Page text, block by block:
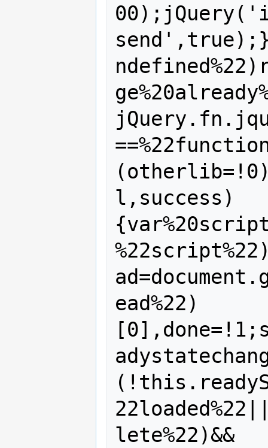
l,success)
ead%22)
lete%22)&&